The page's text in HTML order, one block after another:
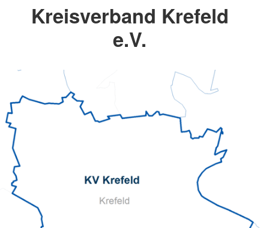
Kreisverband Krefeld
e.V.